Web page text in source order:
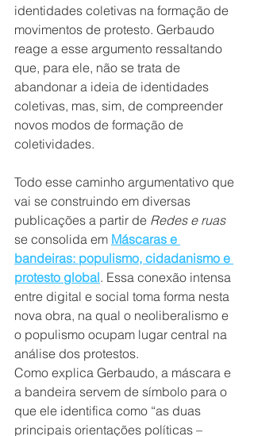
identidades coletivas na formação de
movimentos de protesto. Gerbaudo
reage a esse argumento ressaltando
que, para ele, não se trata de
abandonar a ideia de identidades
coletivas, mas, sim, de compreender
novos modos de formação de
coletividades.
Todo esse caminho argumentativo que
vai se construindo em diversas
publicações a partir de Redes e ruas
se consolida em Máscaras e
bandeiras: populismo, cidadanismo e
protesto global. Essa conexão intensa
entre digital e social toma forma nesta
nova obra, na qual o neoliberalismo e
o populismo ocupam lugar central na
análise dos protestos.
Como explica Gerbaudo, a máscara e
a bandeira servem de símbolo para o
que ele identifica como “as duas
principais orientações políticas –